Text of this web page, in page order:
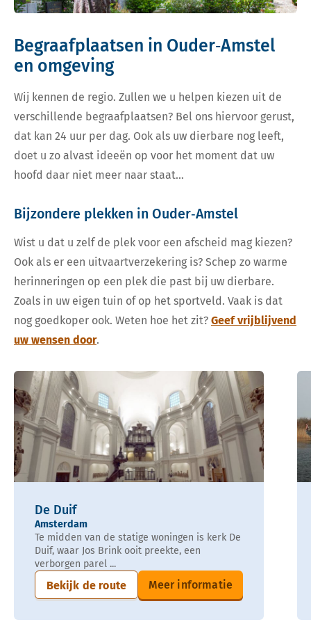
Begraafplaatsen in Ouder‑Amstel
en omgeving
Wij kennen de regio. Zullen we u helpen kiezen uit de
verschillende begraafplaatsen? Bel ons hiervoor gerust,
dat kan 24 uur per dag. Ook als uw dierbare nog leeft,
doet u zo alvast ideeën op voor het moment dat uw
hoofd daar niet meer naar staat…
Bijzondere plekken in Ouder‑Amstel
Wist u dat u zelf de plek voor een afscheid mag kiezen?
Ook als er een uitvaartverzekering is? Schep zo warme
herinneringen op een plek die past bij uw dierbare.
Zoals in uw eigen tuin of op het sportveld. Vaak is dat
nog goedkoper ook. Weten hoe het zit? Geef vrijblijvend
uw wensen door.
De Duif
Amsterdam
Te midden van de statige woningen is kerk De
Duif, waar Jos Brink ooit preekte, een
verborgen parel ...
Bekijk de route Meer informatie